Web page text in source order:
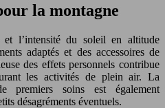
la montagne
et l’intensité du soleil en altitude
adaptés et des accessoires de
des effets personnels contribue
les activités de plein air. La
premiers soins est également
désagréments éventuels.